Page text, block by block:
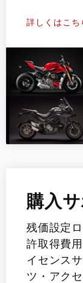
詳しくはこち
購入
残価設定
許取得費
イセンス
ツ・アク